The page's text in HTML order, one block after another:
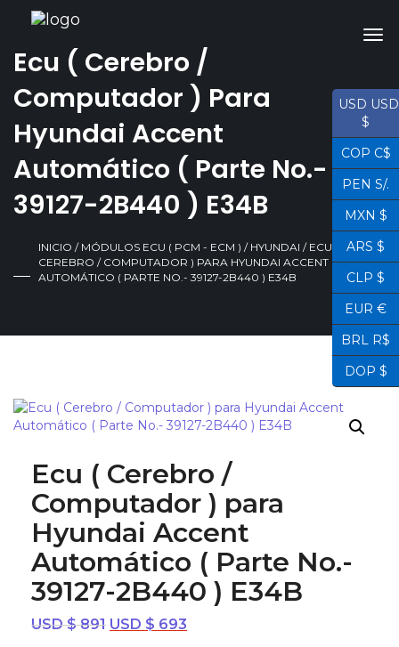
Ecu ( Cerebro /
Computador ) Para
Hyundai Accent
Automático ( Parte No.-
39127-2B440 ) E34B
INICIO / MÓDULOS ECU ( PCM - ECM ) / HYUNDAI / ECU (
CEREBRO / COMPUTADOR ) PARA HYUNDAI ACCENT
AUTOMÁTICO ( PARTE NO.- 39127-2B440 ) E34B
¡OFERTA!
Ecu ( Cerebro /
Computador ) para
Hyundai Accent
Automático ( Parte No.-
39127-2B440 ) E34B
USD $891 El
USD $ 693
USD USD
$
COP C$
PEN S/.
MXN $
ARS $
CLP $
EUR €
BRL R$
DOP $